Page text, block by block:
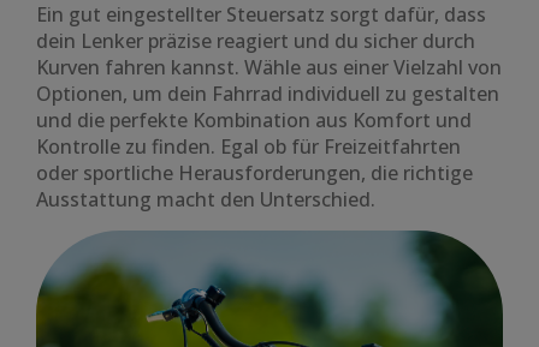
Ein gut eingestellter Steuersatz sorgt dafür, dass
dein Lenker präzise reagiert und du sicher durch
Kurven fahren kannst. Wähle aus einer Vielzahl von
Optionen, um dein Fahrrad individuell zu gestalten
und die perfekte Kombination aus Komfort und
Kontrolle zu finden. Egal ob für Freizeitfahrten
oder sportliche Herausforderungen, die richtige
Ausstattung macht den Unterschied.